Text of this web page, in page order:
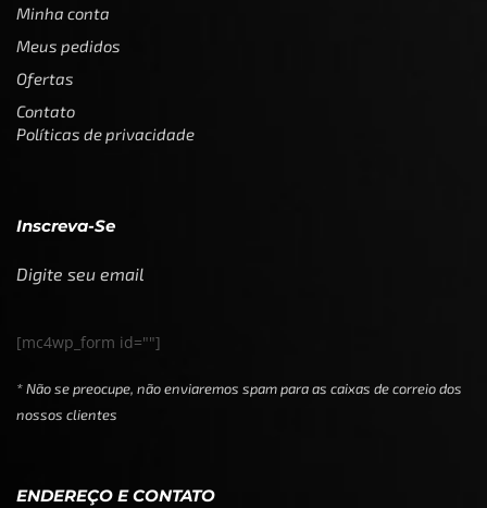
Minha conta
Meus pedidos
Ofertas
Contato
Políticas de privacidade
Inscreva-Se
Digite seu email
[mc4wp_form id=""]
* Não se preocupe, não enviaremos spam para as caixas de correio dos
nossos clientes
ENDEREÇO E CONTATO